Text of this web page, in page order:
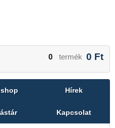
0 termék 0 Ft
Hírek
Kapcsolat